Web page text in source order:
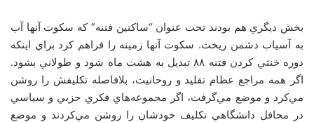
بخش ديگري هم بودند تحت عنوان “ساکتين فتنه” که سکوت آنها آب
به آسياب دشمن ريخت. سکوت آنها زمينه را فراهم کرد براي اينکه
دوره خنثي کردن فتنه ۸۸ تبديل به هشت ماه شود و طولاني بشود.
اگر همه مراجع عظام تقليد و روحانيت، بلافاصله تکليفش را روشن
مي‌کرد و موضع مي‌گرفت، اگر مجموعه‌هاي فکري حزبي و سياسي
در محافل دانشگاهي تکليف خودشان را روشن مي‌کردند و موضع